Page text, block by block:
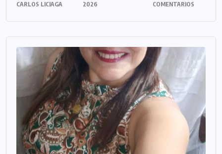
CARLOS LICIAGA
2026
COMENTARIOS